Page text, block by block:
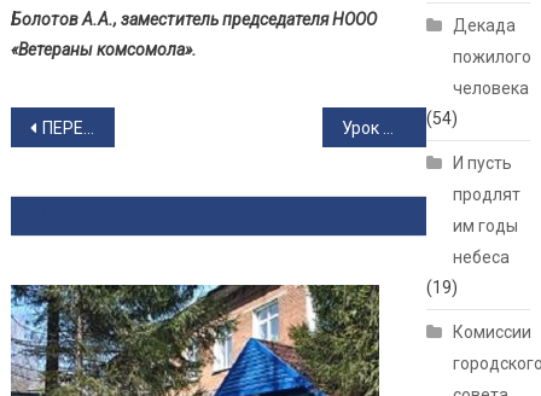
Болотов А.А., заместитель председателя НООО
«Ветераны комсомола».
Навигация по записям
ПЕРЕДАЧА ЗНАМЕНИ ПОБЕДЫ
Декада
пожилого
человека
(54)
И пусть
продлят
им годы
небеса
(19)
Комиссии